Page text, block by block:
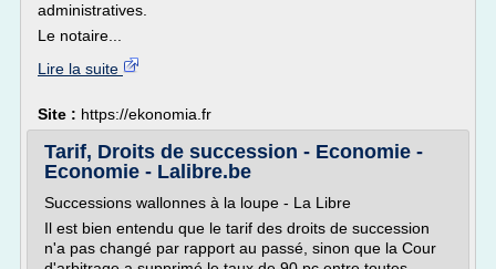
administratives.
Le notaire...
Lire la suite
Site : https://ekonomia.fr
Tarif, Droits de succession - Economie -
Economie - Lalibre.be
Successions wallonnes à la loupe - La Libre
Il est bien entendu que le tarif des droits de succession
n'a pas changé par rapport au passé, sinon que la Cour